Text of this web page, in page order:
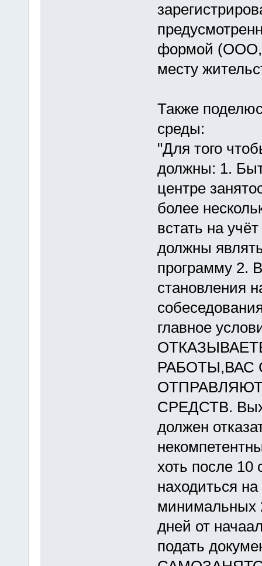
формой (ООО,
месту
Также
среды:
"Для того
должны: 1.
центре
более
встать на
должны
программу 2.
становления
главное
РАБОТЫ,ВАС
СРЕДСТВ.
должен
хоть после 10
находиться
минимальных
дней от
подать